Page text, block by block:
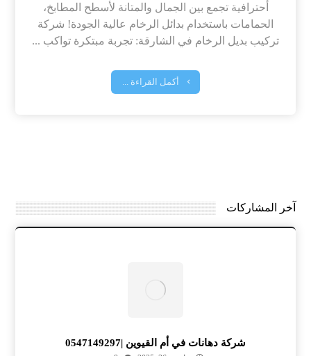
أحترافية تجمع بين الجمال والمتانة لأسطح المطابخ،
الحمامات باستخدام بدائل الرخام عالية الجودة! شركة
تركيب بديل الرخام في الشارقة: تجربة مبتكرة تواكب ...
أكمل القراءة ...
آخر المشاركات
شركة دهانات في أم القيوين |0547149297